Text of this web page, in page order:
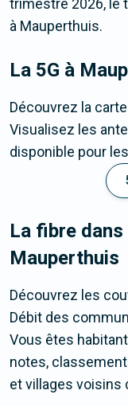
trimestre 2026, le
à Mauperthuis.
La 5G à
Découvrez la
Visualisez les
disponible pour
La fibre
Mauperthuis
Découvrez les
Débit des
Vous êtes
notes,
et villages voisins